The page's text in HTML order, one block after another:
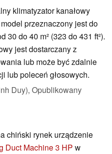
klimatyzator kanałowy
przeznaczony jest do
30 do 40 m² (323 do 431 ft²).
jest dostarczany z
lub może być zdalnie
lub poleceń głosowych.
Duy), Opublikowany
chiński rynek urządzenie
Duct Machine 3 HP w